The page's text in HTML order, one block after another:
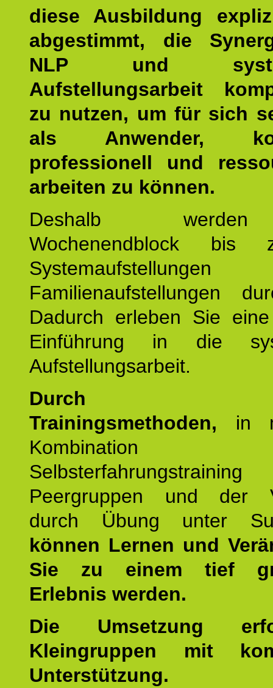
diese Ausbildung
abgestimmt, die
NLP und
Aufstellungsarbeit
zu nutzen, um für sich
als Anwender,
professionell und
arbeiten zu können.
Deshalb
Wochenendblock bis
Familienaufstellungen
Dadurch erleben Sie
Einführung in die
Aufstellungsarbeit.
Durch
Trainingsmethoden, in
Peergruppen und der
durch Übung unter
können Lernen und
Sie zu einem tief
Erlebnis werden.
Die Umsetzung
Kleingruppen mit
Unterstützung.